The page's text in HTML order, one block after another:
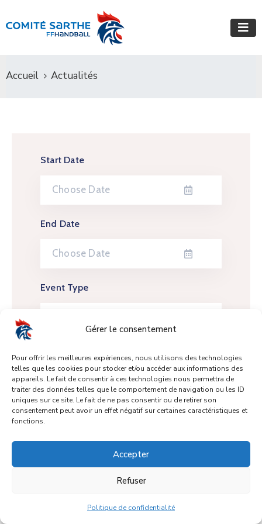
Gérer le consentement
Pour offrir les meilleures expériences, nous utilisons des technologies
telles que les cookies pour stocker et/ou accéder aux informations des
appareils. Le fait de consentir à ces technologies nous permettra de
traiter des données telles que le comportement de navigation ou les ID
uniques sur ce site. Le fait de ne pas consentir ou de retirer son
consentement peut avoir un effet négatif sur certaines caractéristiques et
fonctions.
Accepter
Refuser
Politique de confidentialité
Accueil Actualités
Start Date
End Date
Event Type
Not Found Events